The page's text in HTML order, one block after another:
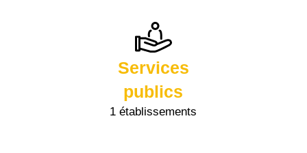
Services
publics
1 établissements